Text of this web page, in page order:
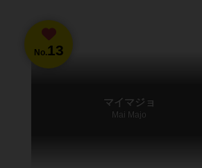
No.13
マイマジョ
Mai Majo